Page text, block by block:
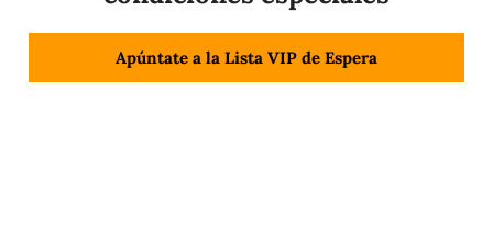
Apúntate a la Lista VIP de Espera